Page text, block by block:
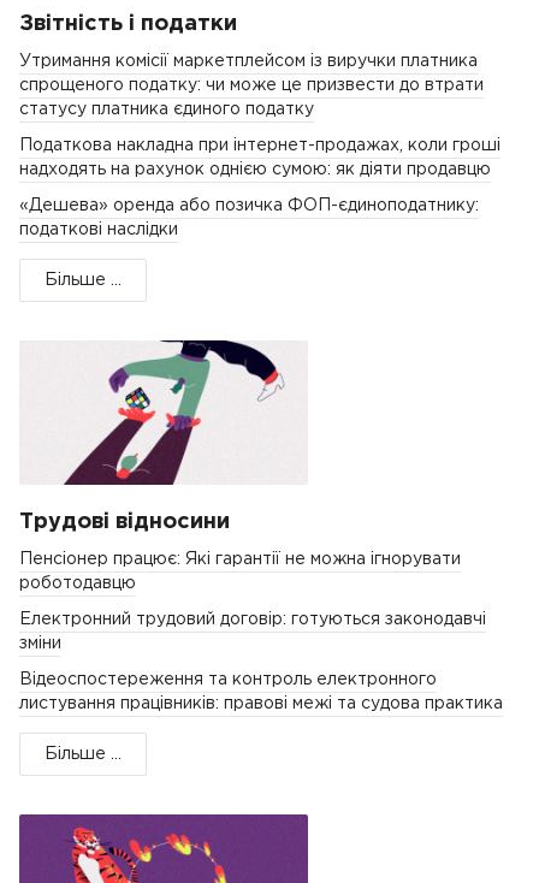
Звітність і податки
Утримання комісії маркетплейсом із виручки платника
спрощеного податку: чи може це призвести до втрати
статусу платника єдиного податку
Податкова накладна при інтернет-продажах, коли гроші
надходять на рахунок однією сумою: як діяти продавцю
«Дешева» оренда або позичка ФОП-єдиноподатнику:
податкові наслідки
Більше ...
Трудові відносини
Пенсіонер працює: Які гарантії не можна ігнорувати
роботодавцю
Електронний трудовий договір: готуються законодавчі
зміни
Відеоспостереження та контроль електронного
листування працівників: правові межі та судова практика
Більше ...